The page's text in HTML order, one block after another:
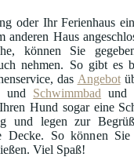
oder Ihr Ferienhaus
anderen Haus
können Sie
nehmen. So gibt es
das Angebot
und Schwimmbad und
Hund sogar eine
und legen zur
Decke. So können
Viel Spaß!